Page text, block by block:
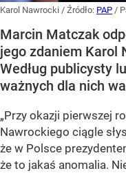
Karol Nawrocki / Źródło: PAP /
Marcin Matczak
jego zdaniem Karol
Według publicysty
ważnych dla nich
„Przy okazji pierwszej
Nawrockiego ciągle
że w Polsce
że to jakaś anomalia.